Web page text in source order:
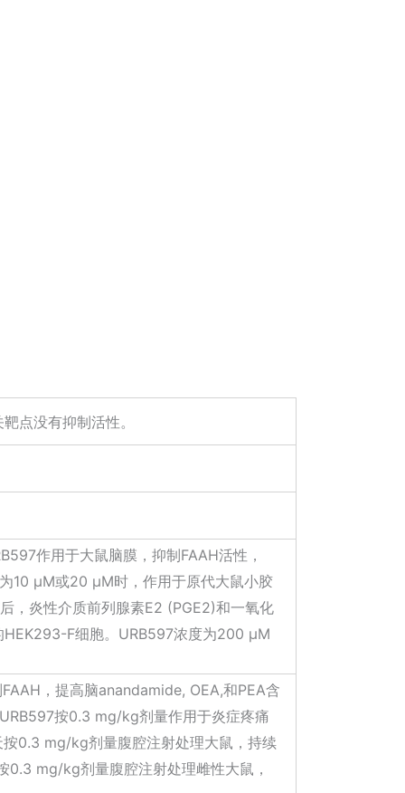
点没有抑制活性。
作用于大鼠脑膜，抑制FAAH活性，
10 µM或20 µM时，作用于原代大鼠小胶
，炎性介质前列腺素E2 (PGE2)和一氧化
HEK293-F细胞。URB597浓度为200 μM
，提高脑anandamide, OEA,和PEA含
按0.3 mg/kg剂量作用于炎症疼痛
0.3 mg/kg剂量腹腔注射处理大鼠，持续
0.3 mg/kg剂量腹腔注射处理雌性大鼠，